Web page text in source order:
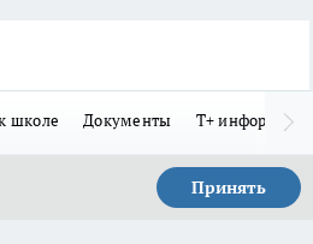
школе Документы Т+
Принять